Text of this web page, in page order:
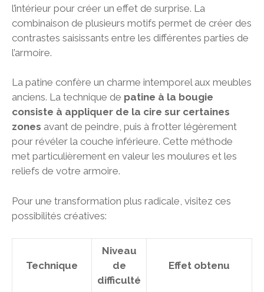
l’intérieur pour créer un effet de surprise. La
combinaison de plusieurs motifs permet de créer des
contrastes saisissants entre les différentes parties de
l’armoire.
La patine confère un charme intemporel aux meubles
anciens. La technique de patine à la bougie
consiste à appliquer de la cire sur certaines
zones avant de peindre, puis à frotter légèrement
pour révéler la couche inférieure. Cette méthode
met particulièrement en valeur les moulures et les
reliefs de votre armoire.
Pour une transformation plus radicale, visitez ces
possibilités créatives:
Technique
Niveau
de
difficulté
Effet obtenu